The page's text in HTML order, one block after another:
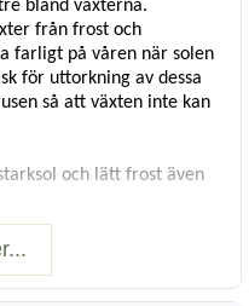
bland växterna.
från frost och
farligt på våren när solen
för uttorkning av dessa
så att växten inte kan
och lätt frost även
tiden för skörd av vissa
sommarblommor för